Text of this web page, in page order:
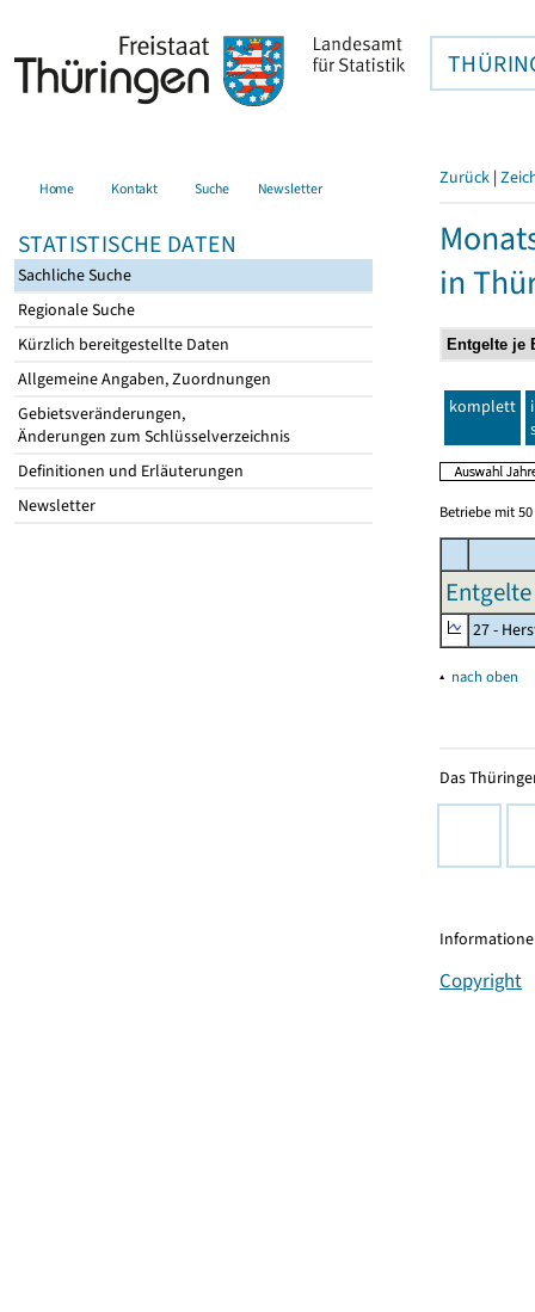
Home Kontakt Suche Newsletter
STATISTISCHE DATEN
Sachliche Suche
Regionale Suche
Kürzlich bereitgestellte Daten
Allgemeine Angaben, Zuordnungen
Gebietsveränderungen,
Änderungen zum Schlüsselverzeichnis
Definitionen und Erläuterungen
Newsletter
Zurück |
in
komplett
Betriebe mit
27 -
▴ nach oben
Das
Copyright